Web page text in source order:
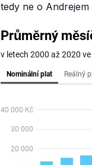
tedy ne o Andrejem